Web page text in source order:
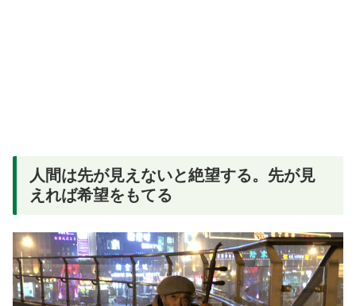
人間は先が見えないと絶望する。先が見
えれば希望をもてる